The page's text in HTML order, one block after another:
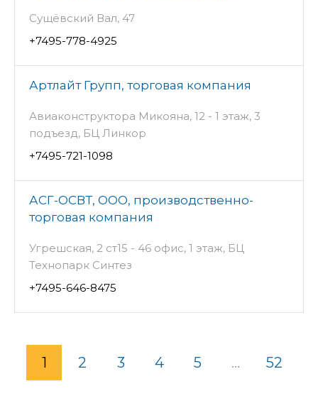
Сущёвский Вал, 47
+7495-778-4925
Артлайт Групп, торговая компания
Авиаконструктора Микояна, 12 - 1 этаж, 3
подъезд, БЦ Линкор
+7495-721-1098
АСГ-ОСВТ, ООО, производственно-
торговая компания
Угрешская, 2 ст15 - 46 офис, 1 этаж, БЦ
Технопарк Синтез
+7495-646-8475
1 2 3 4 5 ... 52